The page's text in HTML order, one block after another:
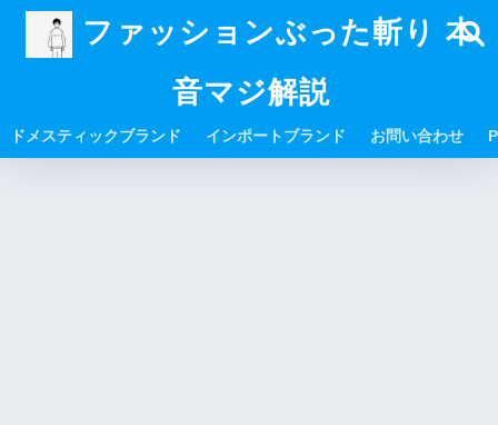
ファッションぶった斬り 本
音マジ解説
ドメスティックブランド インポートブランド お問い合わせ